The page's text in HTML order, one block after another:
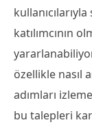
katılımcının
özellikle nasıl
adımları
bu talepleri